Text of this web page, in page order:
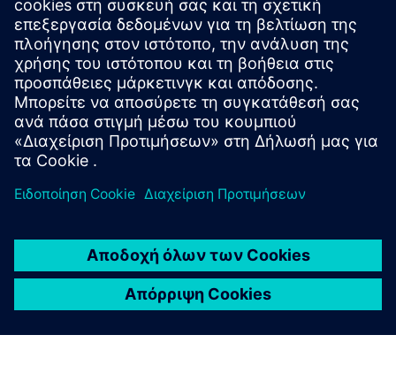
σχετικά προϊόντα
Προαπαιτούμενα
κανένας